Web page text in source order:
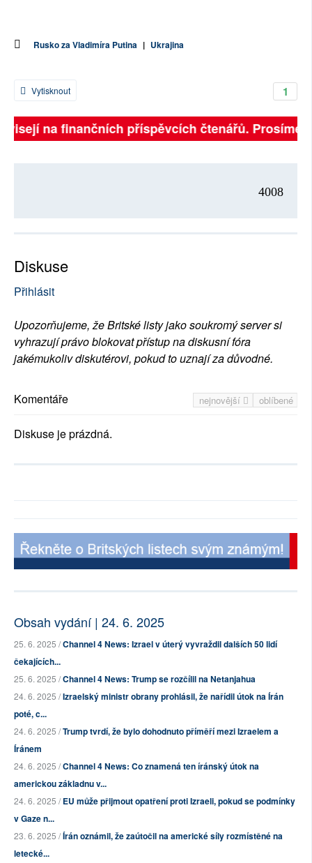
Rusko za Vladimíra Putina | Ukrajina
1
Vytisknout
na finančních příspěvcích čtenářů. Prosíme,
4008
Diskuse
Přihlásit
Upozorňujeme, že Britské listy jako soukromý server si
vyhrazují právo blokovat přístup na diskusní fóra
jakémukoliv diskutérovi, pokud to uznají za důvodné.
nejnovější oblíbené
Komentáře
Diskuse je prázdná.
Obsah vydání | 24. 6. 2025
25. 6. 2025 /Channel 4 News: Izrael v úterý vyvraždil dalších 50 lidí
čekajících...
25. 6. 2025 /Channel 4 News: Trump se rozčílil na Netanjahua
24. 6. 2025 /Izraelský ministr obrany prohlásil, že nařídil útok na Írán
poté, c...
24. 6. 2025 /Trump tvrdí, že bylo dohodnuto příměří mezi Izraelem a
Íránem
24. 6. 2025 /Channel 4 News: Co znamená ten íránský útok na
americkou základnu v...
24. 6. 2025 /EU může přijmout opatření proti Izraeli, pokud se podmínky
v Gaze n...
23. 6. 2025 /Írán oznámil, že zaútočil na americké síly rozmístěné na
letecké...